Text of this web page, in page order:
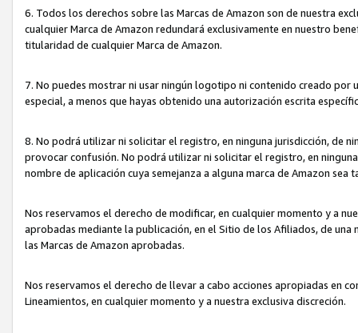
6. Todos los derechos sobre las Marcas de Amazon son de nuestra
cualquier Marca de Amazon redundará exclusivamente en nuestro
titularidad de cualquier Marca de Amazon.
7. No puedes mostrar ni usar ningún logotipo ni contenido creado por
especial, a menos que hayas obtenido una autorización escrita
8. No podrá utilizar ni solicitar el registro, en ninguna jurisdicción, de
provocar confusión. No podrá utilizar ni solicitar el registro, en
nombre de aplicación cuya semejanza a alguna marca de Amazon
Nos reservamos el derecho de modificar, en cualquier momento y a
aprobadas mediante la publicación, en el Sitio de los Afiliados, de
las Marcas de Amazon aprobadas.
Nos reservamos el derecho de llevar a cabo acciones apropiadas en
Lineamientos, en cualquier momento y a nuestra exclusiva discreción.